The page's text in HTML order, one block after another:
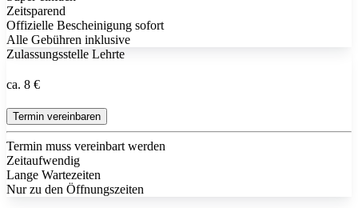
Zeitsparend
Offizielle Bescheinigung sofort
Alle Gebühren inklusive
Zulassungsstelle Lehrte
ca. 8 €
Termin vereinbaren
Termin muss vereinbart werden
Zeitaufwendig
Lange Wartezeiten
Nur zu den Öffnungszeiten